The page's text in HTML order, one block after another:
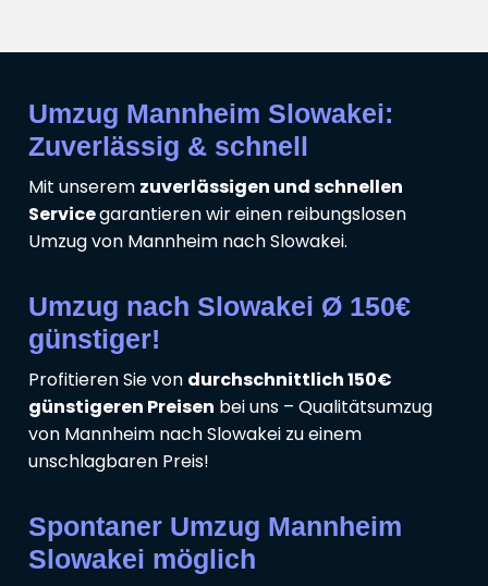
Umzug Mannheim Slowakei:
Zuverlässig & schnell
Mit unserem zuverlässigen und schnellen
Servicegarantieren wir einen reibungslosen
Umzug von Mannheim nach Slowakei.
Umzug nach Slowakei Ø 150€
günstiger!
Profitieren Sie von durchschnittlich 150€
günstigeren Preisen bei uns – Qualitätsumzug
von Mannheim nach Slowakei zu einem
unschlagbaren Preis!
Spontaner Umzug Mannheim
Slowakei möglich